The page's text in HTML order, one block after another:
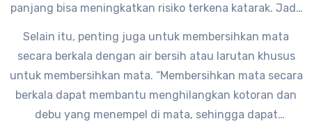
panjang bisa meningkatkan risiko terkena katarak. Jadi,
beraktivitas di luar ruangan,” tambah dr. Adinda.
Selain itu, penting juga untuk membersihkan mata
secara berkala dengan air bersih atau larutan khusus
untuk membersihkan mata. “Membersihkan mata secara
berkala dapat membantu menghilangkan kotoran dan
debu yang menempel di mata, sehingga dapat